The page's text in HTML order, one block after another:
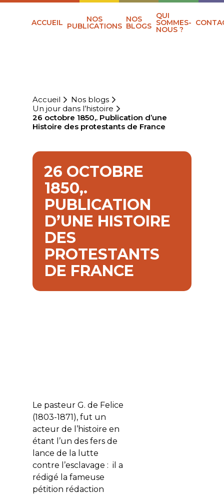
ACCUEIL NOS
PUBLICATIONS
NOS
BLOGS
QUI
SOMMES-
NOUS ?
Accueil
Nos blogs
Un jour dans l’histoire
26 octobre 1850,. Publication d’une
Histoire des protestants de France
26 OCTOBRE
1850,.
PUBLICATION
D’UNE HISTOIRE
DES
PROTESTANTS
DE FRANCE
Le pasteur G. de Felice
(1803-1871), fut un
acteur de l’histoire en
étant l’un des fers de
lance de la lutte
contre l’esclavage : il a
rédigé la fameuse
pétition rédaction